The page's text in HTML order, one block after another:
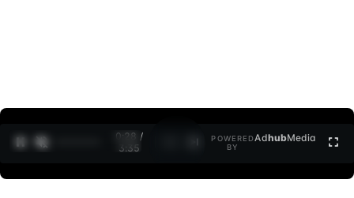
0:29 /
3:35
POWERED
BY
AdhubMedia